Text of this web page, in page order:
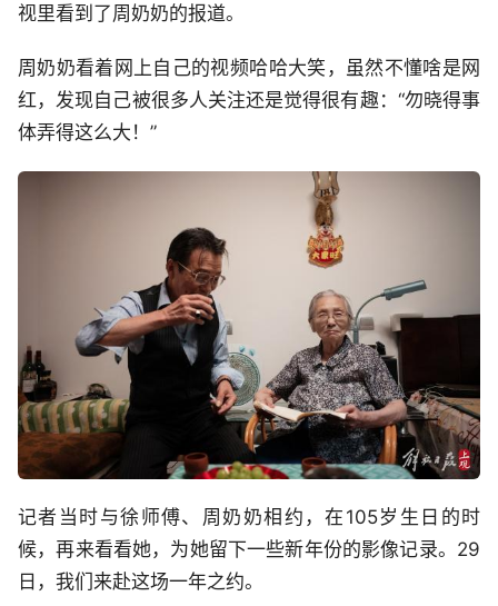
视里看到了周奶奶的报道。
周奶奶看着网上自己的视频哈哈大笑，虽然不懂啥是网
红，发现自己被很多人关注还是觉得很有趣：“勿晓得事
体弄得这么大！”
记者当时与徐师傅、周奶奶相约，在105岁生日的时
候，再来看看她，为她留下一些新年份的影像记录。29
日，我们来赴这场一年之约。